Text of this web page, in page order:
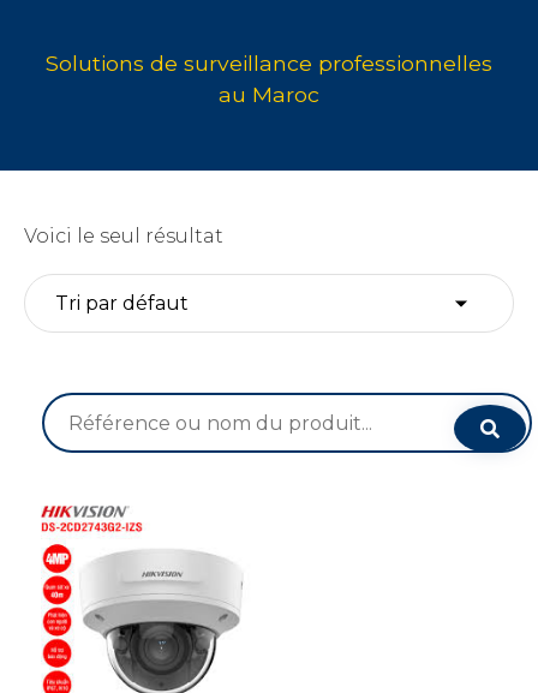
Voici le seul résultat
Recherche
pour :